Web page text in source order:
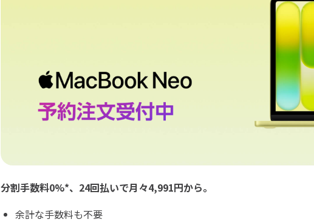
分割手数料0%*、24回払いで月々4,991円から。
余計な手数料も不要